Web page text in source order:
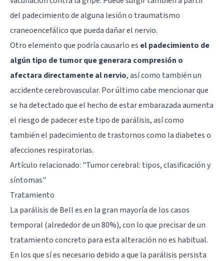
del padecimiento de alguna lesión o traumatismo
craneoencefálico que pueda dañar el nervio.
Otro elemento que podría causarlo es el padecimiento de
algún tipo de tumor que generara compresión o
afectara directamente al nervio, así como también un
accidente cerebrovascular. Por último cabe mencionar que
se ha detectado que el hecho de estar embarazada aumenta
el riesgo de padecer este tipo de parálisis, así como
también el padecimiento de trastornos como la diabetes o
afecciones respiratorias.
Artículo relacionado: "Tumor cerebral: tipos, clasificación y
síntomas"
Tratamiento
La parálisis de Bell es en la gran mayoría de los casos
temporal (alrededor de un 80%), con lo que precisar de un
tratamiento concreto para esta alteración no es habitual.
En los que sí es necesario debido a que la parálisis persista